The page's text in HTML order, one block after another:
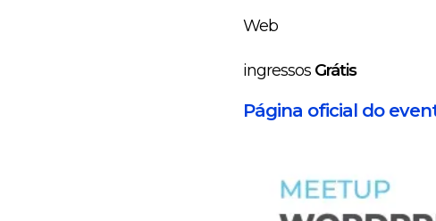
Web
ingressos Grátis
Página oficial do